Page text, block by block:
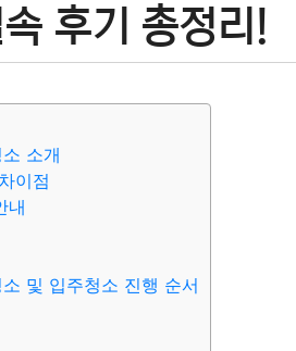
후기 총정리!
소개
이점
내
및 입주청소 진행 순서